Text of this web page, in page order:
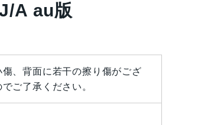
A au版
、背面に若干の擦り傷がござ
ご了承ください。